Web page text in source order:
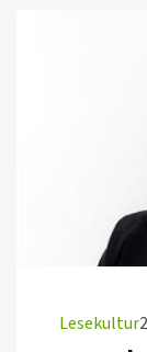
Lesekultur